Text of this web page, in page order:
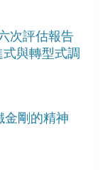
次評估報告
式與轉型式調
金剛的精神